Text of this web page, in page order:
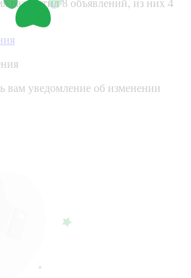
разместил 8 объявлений, из них 4
уведомление об изменении